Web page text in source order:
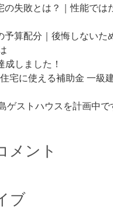
の失敗とは？｜性能では
予算配分｜後悔しないた
しました！
宅に使える補助金 一級
ゲストハウスを計画中で
メント
ブ